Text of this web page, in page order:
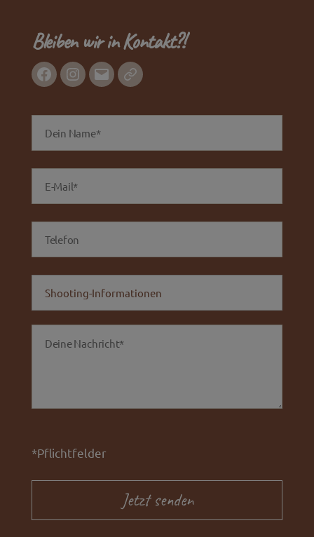
Bleiben wir in Kontakt?!
FacebookInstagram
E-
WhatsApp
*Pflichtfelder